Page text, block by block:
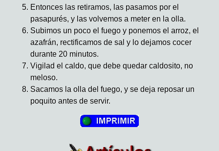
Entonces las retiramos, las pasamos por el
pasapurés, y las volvemos a meter en la olla.
Subimos un poco el fuego y ponemos el arroz, el
azafrán, rectificamos de sal y lo dejamos cocer
durante 20 minutos.
Vigilad el caldo, que debe quedar caldosito, no
meloso.
Sacamos la olla del fuego, y se deja reposar un
poquito antes de servir.